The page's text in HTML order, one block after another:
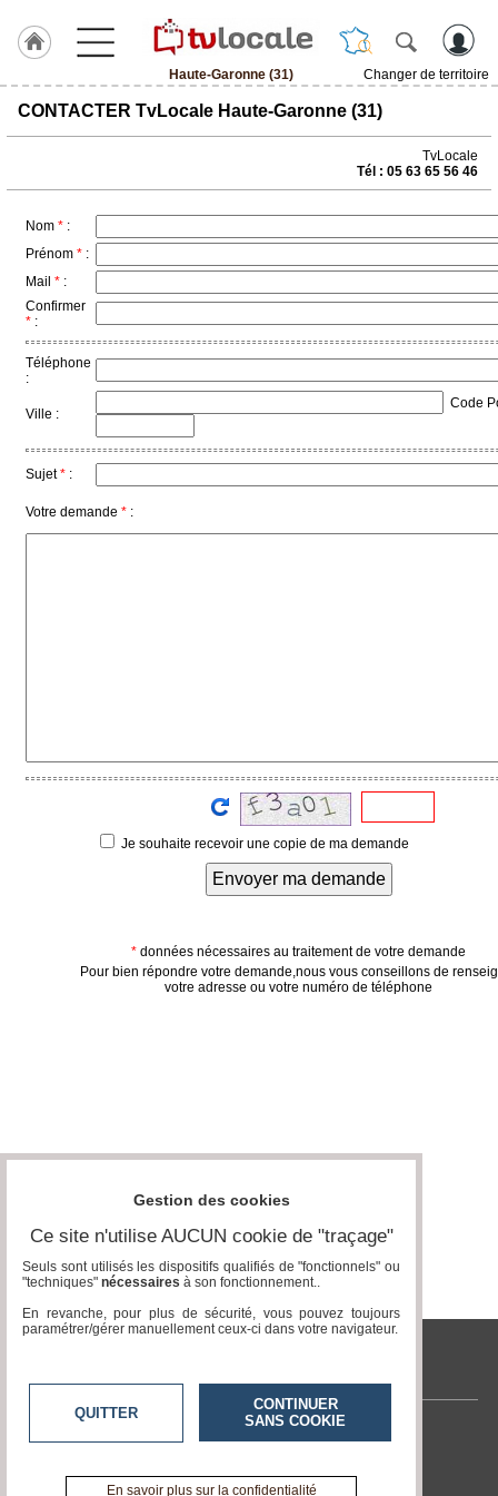
Haute-Garonne (31)
Changer de territoire
J'adhère
Hulcoq
Haute-
(31)
TvLocale
France
Accueil
RUBRIQUES
Accès
CONTACTER TvLocale Haute-Garonne (31)
TvLocale
Tél : 05 63 65 56 46
Nom * :
Prénom * :
Mail * :
Confirmer
* :
Téléphone
:
Ville :
Code
Sujet* :
Votre demande * :
Je souhaite recevoir une copie de ma demande
Envoyer ma demande
* données nécessaires au traitement de votre demande
Pour bien répondre votre demande,nous vous conseillons de
votre adresse ou votre numéro de téléphone
tvlocale.fr
Contactez-nous
A propos de tvlocale.fr
Gestion des cookies
Ce site n'utilise AUCUN cookie de "traçage"
Seuls sont utilisés les dispositifs qualifiés de "fonctionnels" ou
"techniques" nécessaires à son fonctionnement..
En revanche, pour plus de sécurité, vous pouvez toujours
paramétrer/gérer manuellement ceux-ci dans votre navigateur.
QUITTER
CONTINUER
SANS COOKIE
En savoir plus sur la confidentialité